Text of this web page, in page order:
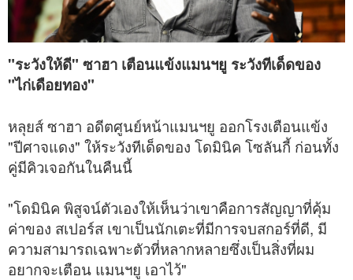
"ระวังให้ดี" ซาฮา เตือนแข้งแมนฯยู ระวังทีเด็ดของ
"ไก่เดือยทอง"
หลุยส์ ซาฮา อดีตศูนย์หน้าแมนฯยู ออกโรงเตือนแข้ง
"ปีศาจแดง" ให้ระวังทีเด็ดของ โดมินิค โซลันกี้ ก่อนทั้ง
คู่มีคิวเจอกันในคืนนี้
"โดมินิค พิสูจน์ตัวเองให้เห็นว่าเขาคือการสัญญาที่คุ้ม
ค่าของ สเปอร์ส เขาเป็นนักเตะที่มีการจบสกอร์ที่ดี, มี
ความสามารถเฉพาะตัวที่หลากหลายซึ่งเป็นสิ่งที่ผม
อยากจะเตือน แมนฯยู เอาไว้"